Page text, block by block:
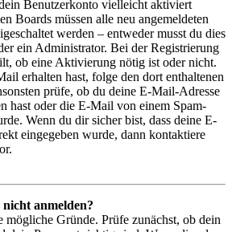
Benutzerkonto vielleicht aktiviert
Boards müssen alle neu angemeldeten
werden – entweder musst du dies
ein Administrator. Bei der Registrierung
ob eine Aktivierung nötig ist oder nicht.
erhalten hast, folge den dort enthaltenen
prüfe, ob du deine E-Mail-Adresse
hast oder die E-Mail von einem Spam-
Wenn du dir sicher bist, dass deine E-
eingegeben wurde, dann kontaktiere
anmelden?
mögliche Gründe. Prüfe zunächst, ob dein